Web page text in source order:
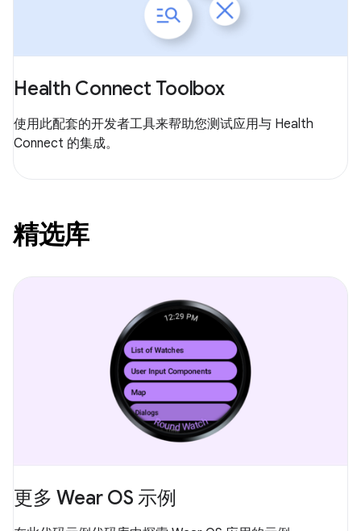
Health Connect Toolbox
使用此配套的开发者工具来帮助您测试应用与 Health
Connect 的集成。
精选库
更多 Wear OS 示例